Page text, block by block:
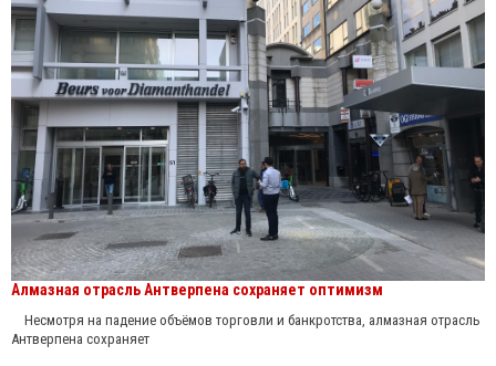
Алмазная отрасль Антверпена сохраняет оптимизм
Несмотря на падение объёмов торговли и банкротства, алмазная отрасль
Антверпена сохраняет